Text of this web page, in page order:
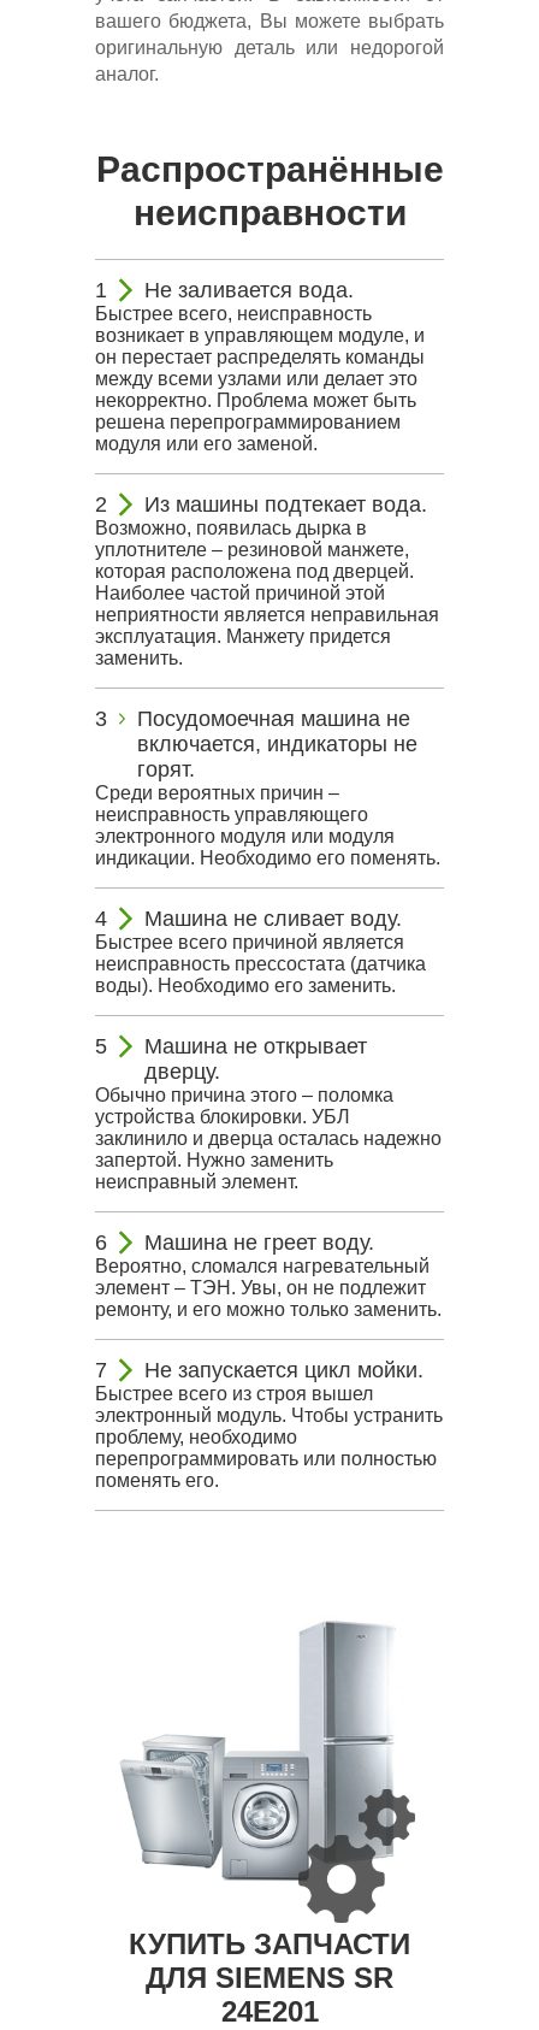
вашего бюджета, Вы можете выбрать
оригинальную деталь или недорогой
аналог.
Распространённые
неисправности
Не заливается вода.
Быстрее всего, неисправность
возникает в управляющем модуле, и
он перестает распределять команды
между всеми узлами или делает это
некорректно. Проблема может быть
решена перепрограммированием
модуля или его заменой.
Из машины подтекает вода.
Возможно, появилась дырка в
уплотнителе – резиновой манжете,
которая расположена под дверцей.
Наиболее частой причиной этой
неприятности является неправильная
эксплуатация. Манжету придется
заменить.
Посудомоечная машина не
включается, индикаторы не
горят.
Среди вероятных причин –
неисправность управляющего
электронного модуля или модуля
индикации. Необходимо его поменять.
Машина не сливает воду.
Быстрее всего причиной является
неисправность прессостата (датчика
воды). Необходимо его заменить.
Машина не открывает
дверцу.
Обычно причина этого – поломка
устройства блокировки. УБЛ
заклинило и дверца осталась надежно
запертой. Нужно заменить
неисправный элемент.
Машина не греет воду.
Вероятно, сломался нагревательный
элемент – ТЭН. Увы, он не подлежит
ремонту, и его можно только заменить.
Не запускается цикл мойки.
Быстрее всего из строя вышел
электронный модуль. Чтобы устранить
проблему, необходимо
перепрограммировать или полностью
поменять его.
КУПИТЬ ЗАПЧАСТИ
ДЛЯ SIEMENS SR
24E201